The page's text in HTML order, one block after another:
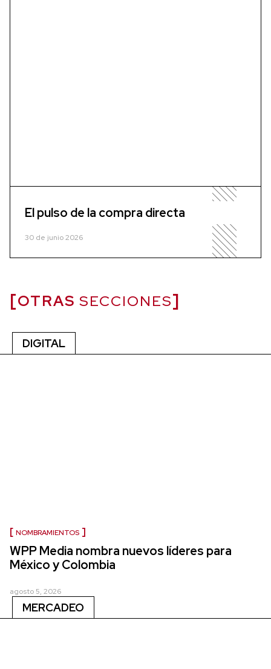
El pulso de la compra directa
30 de junio 2026
OTRAS SECCIONES
DIGITAL
NOMBRAMIENTOS
WPP Media nombra nuevos líderes para
México y Colombia
agosto 5, 2026
MERCADEO